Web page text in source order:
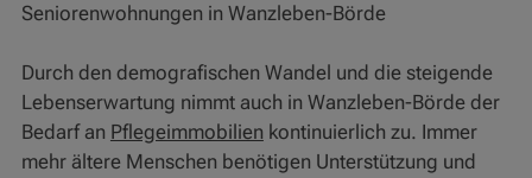
Seniorenwohnungen in Wanzleben-Börde
Durch den demografischen Wandel und die steigende
Lebenserwartung nimmt auch in Wanzleben-Börde der
Bedarf an Pflegeimmobilien kontinuierlich zu. Immer
mehr ältere Menschen benötigen Unterstützung und